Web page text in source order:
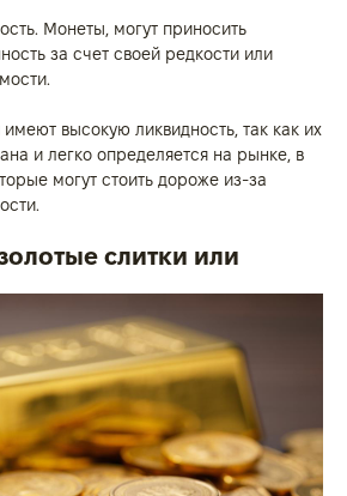
Монеты, могут приносить
за счет своей редкости или
высокую ликвидность, так как их
и легко определяется на рынке, в
могут стоить дороже из-за
слитки или